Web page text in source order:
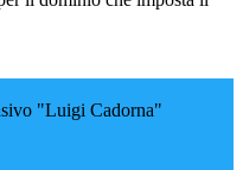
"Luigi Cadorna"